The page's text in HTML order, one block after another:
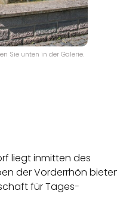
Sie unten in der Galerie.
liegt inmitten des
der Vorderrhön
für Tages-